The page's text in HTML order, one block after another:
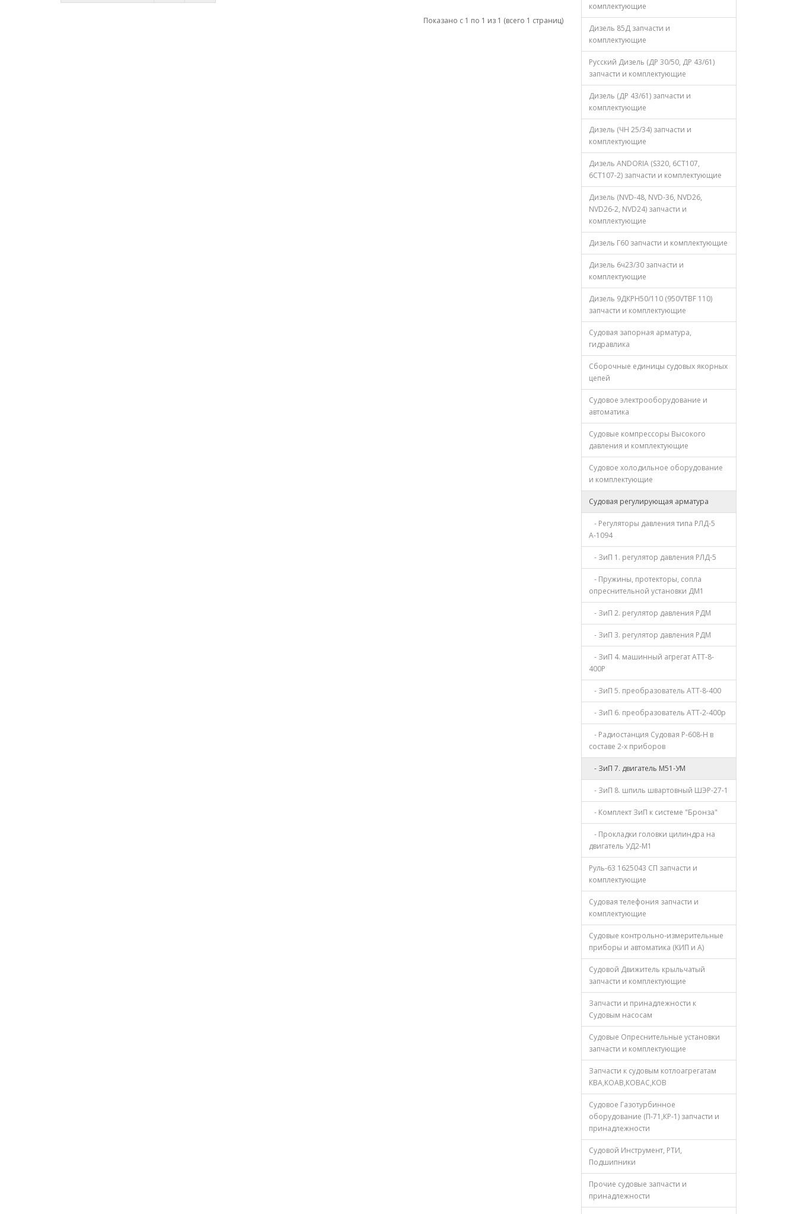
Показано с 1 по 1 из 1 (всего 1 страниц)
комплектующие
Дизель 85Д запчасти и
комплектующие
Русский Дизель (ДР 30/50, ДР 43/61)
запчасти и комплектующие
Дизель (ДР 43/61) запчасти и
комплектующие
Дизель (ЧН 25/34) запчасти и
комплектующие
Дизель ANDORIA (S320, 6CT107,
6CT107-2) запчасти и комплектующие
Дизель (NVD-48, NVD-36, NVD26,
NVD26-2, NVD24) запчасти и
комплектующие
Дизель Г60 запчасти и комплектующие
Дизель 6ч23/30 запчасти и
комплектующие
Дизель 9ДКРН50/110 (950VTBF 110)
запчасти и комплектующие
Судовая запорная арматура,
гидравлика
Сборочные единицы судовых якорных
цепей
Судовое электрооборудование и
автоматика
Судовые компрессоры Высокого
давления и комплектующие
Судовое холодильное оборудование
и комплектующие
Судовая регулирующая арматура
- Регуляторы давления типа РЛД-5
А-1094
- ЗиП 1. регулятор давления РЛД-5
- Пружины, протекторы, сопла
опреснительной установки ДМ1
- ЗиП 2. регулятор давления РДМ
- ЗиП 3. регулятор давления РДМ
- ЗиП 4. машинный агрегат АТТ-8-
400Р
- ЗиП 5. преобразователь АТТ-8-400
- ЗиП 6. преобразователь АТТ-2-400р
- Радиостанция Судовая Р-608-Н в
составе 2-х приборов
- ЗиП 7. двигатель М51-УМ
- ЗиП 8. шпиль швартовный ШЭР-27-1
- Комплект ЗиП к системе "Бронза"
- Прокладки головки цилиндра на
двигатель УД2-М1
Руль-63 1625043 СП запчасти и
комплектующие
Судовая телефония запчасти и
комплектующие
Судовые контрольно-измерительные
приборы и автоматика (КИП и А)
Судовой Движитель крыльчатый
запчасти и комплектующие
Запчасти и принадлежности к
Судовым насосам
Судовые Опреснительные установки
запчасти и комплектующие
Запчасти к судовым котлоагрегатам
КВА,КОАВ,КОВАС,КОВ
Судовое Газотурбинное
оборудование (П-71,КР-1) запчасти и
принадлежности
Судовой Инструмент, РТИ,
Подшипники
Прочие судовые запчасти и
принадлежности